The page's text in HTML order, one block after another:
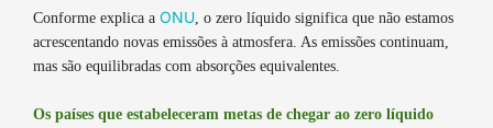
Conforme explica a ONU, o zero líquido significa que não estamos
acrescentando novas emissões à atmosfera. As emissões continuam,
mas são equilibradas com absorções equivalentes.
Os países que estabeleceram metas de chegar ao zero líquido